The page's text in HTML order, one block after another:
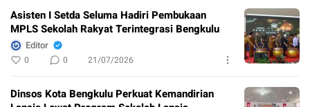
Asisten I Setda Seluma Hadiri Pembukaan
MPLS Sekolah Rakyat Terintegrasi Bengkulu
Editor
0 0 21/07/2026
Dinsos Kota Bengkulu Perkuat Kemandirian